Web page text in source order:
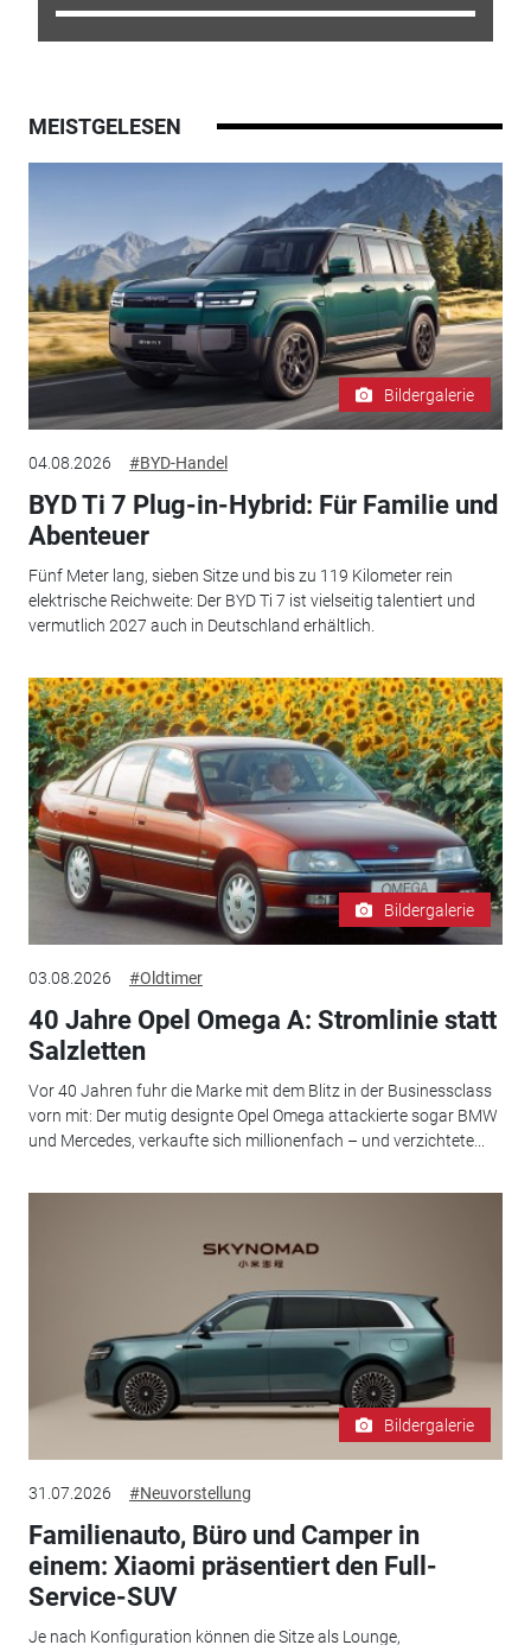
MEISTGELESEN
Bildergalerie
04.08.2026 #BYD-Handel
BYD Ti 7 Plug-in-Hybrid: Für Familie und
Abenteuer
Fünf Meter lang, sieben Sitze und bis zu 119 Kilometer rein
elektrische Reichweite: Der BYD Ti 7 ist vielseitig talentiert und
vermutlich 2027 auch in Deutschland erhältlich.
Bildergalerie
03.08.2026 #Oldtimer
40 Jahre Opel Omega A: Stromlinie statt
Salzletten
Vor 40 Jahren fuhr die Marke mit dem Blitz in der Businessclass
vorn mit: Der mutig designte Opel Omega attackierte sogar BMW
und Mercedes, verkaufte sich millionenfach – und verzichtete...
Bildergalerie
31.07.2026 #Neuvorstellung
Familienauto, Büro und Camper in
einem: Xiaomi präsentiert den Full-
Service-SUV
Je nach Konfiguration können die Sitze als Lounge,